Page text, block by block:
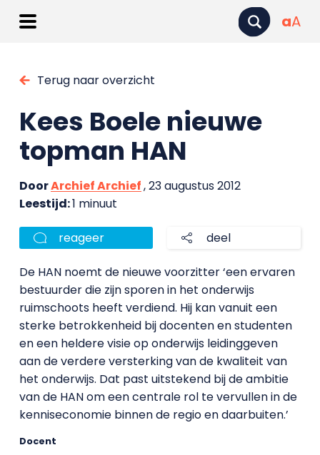
aA
Terug naar overzicht
Kees Boele nieuwe
topman HAN
DoorArchief Archief, 23 augustus 2012
Leestijd:1 minuut
reageer deel
De HAN noemt de nieuwe voorzitter ‘een ervaren
bestuurder die zijn sporen in het onderwijs
ruimschoots heeft verdiend. Hij kan vanuit een
sterke betrokkenheid bij docenten en studenten
en een heldere visie op onderwijs leidinggeven
aan de verdere versterking van de kwaliteit van
het onderwijs. Dat past uitstekend bij de ambitie
van de HAN om een centrale rol te vervullen in de
kenniseconomie binnen de regio en daarbuiten.’
Docent